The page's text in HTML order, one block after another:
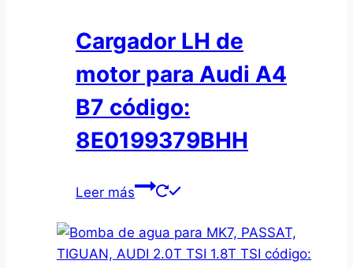
Cargador LH de
motor para Audi A4
B7 código:
8E0199379BHH
Leer más